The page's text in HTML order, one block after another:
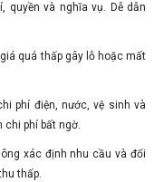
quyền và nghĩa vụ. Dễ dẫn
quá thấp gây lỗ hoặc mất
phí điện, nước, vệ sinh và
chi phí bất ngờ.
xác định nhu cầu và đối
thấp.